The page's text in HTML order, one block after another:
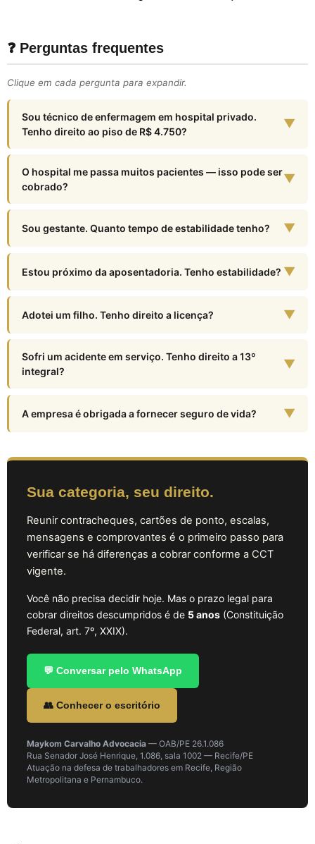
❓ Perguntas frequentes
Clique em cada pergunta para expandir.
Sou técnico de enfermagem em hospital privado.
Tenho direito ao piso de R$ 4.750?
▼
O hospital me passa muitos pacientes — isso pode ser
cobrado?
▼
Sou gestante. Quanto tempo de estabilidade tenho? ▼
Estou próximo da aposentadoria. Tenho estabilidade? ▼
Adotei um filho. Tenho direito a licença? ▼
Sofri um acidente em serviço. Tenho direito a 13º
integral?
▼
A empresa é obrigada a fornecer seguro de vida? ▼
Sua categoria, seu direito.
Reunir contracheques, cartões de ponto, escalas,
mensagens e comprovantes é o primeiro passo para
verificar se há diferenças a cobrar conforme a CCT
vigente.
Você não precisa decidir hoje. Mas o prazo legal para
cobrar direitos descumpridos é de 5 anos (Constituição
Federal, art. 7º, XXIX).
💬 Conversar pelo WhatsApp
👥 Conhecer o escritório
Maykom Carvalho Advocacia — OAB/PE 26.1.086
Rua Senador José Henrique, 1.086, sala 1002 — Recife/PE
Atuação na defesa de trabalhadores em Recife, Região
Metropolitana e Pernambuco.